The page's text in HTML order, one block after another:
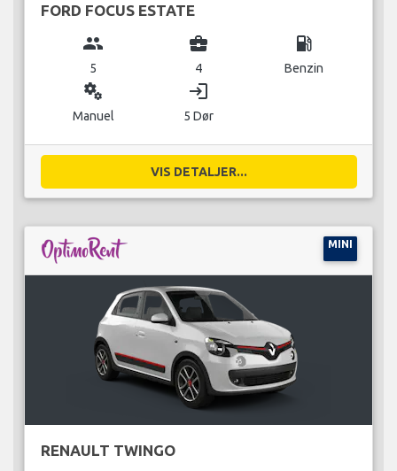
FORD FOCUS ESTATE
group
5
business_center
4
local_gas_station
Benzin
miscellaneous_services
Manuel
login
5 Dør
VIS DETALJER...
MINI
RENAULT TWINGO